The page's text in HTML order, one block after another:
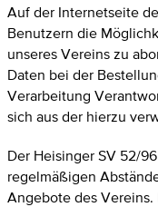
Auf der Internetseite
Benutzern die
unseres Vereins zu
Daten bei der
Verarbeitung
sich aus der hierzu
Der Heisinger SV 52/
regelmäßigen
Angebote des